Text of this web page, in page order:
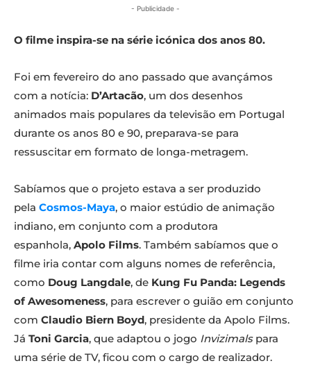
- Publicidade -
O filme inspira-se na série icónica dos anos 80.
Foi em fevereiro do ano passado que avançámos
com a notícia: D’Artacão, um dos desenhos
animados mais populares da televisão em Portugal
durante os anos 80 e 90, preparava-se para
ressuscitar em formato de longa-metragem.
Sabíamos que o projeto estava a ser produzido
pela Cosmos-Maya, o maior estúdio de animação
indiano, em conjunto com a produtora
espanhola, Apolo Films. Também sabíamos que o
filme iria contar com alguns nomes de referência,
como Doug Langdale, de Kung Fu Panda: Legends
of Awesomeness, para escrever o guião em conjunto
com Claudio Biern Boyd, presidente da Apolo Films.
Já Toni Garcia, que adaptou o jogo Invizimals para
uma série de TV, ficou com o cargo de realizador.